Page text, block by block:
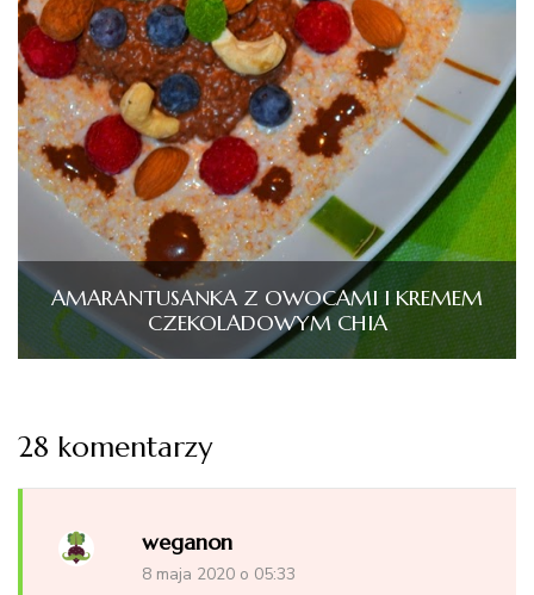
AMARANTUSANKA Z OWOCAMI I KREMEM
CZEKOLADOWYM CHIA
28 komentarzy
weganon
8 maja 2020 o 05:33